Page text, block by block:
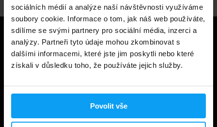
sociálních médií a analýze naší návštěvnosti využíváme
soubory cookie. Informace o tom, jak náš web používáte,
sdílíme se svými partnery pro sociální média, inzerci a
analýzy. Partneři tyto údaje mohou zkombinovat s
dalšími informacemi, které jste jim poskytli nebo které
získali v důsledku toho, že používáte jejich služby.
Povolit vše
Užitečné informace
Způsoby a ceny doručení
Ochrana soukromí
Prohlášení o cookies